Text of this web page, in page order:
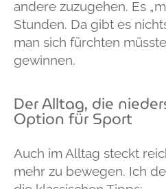
andere zuzugehen. Es
Stunden. Da gibt es
man sich fürchten
gewinnen.
Der Alltag, die
Option für Sport
Auch im Alltag steckt
mehr zu bewegen. Ich